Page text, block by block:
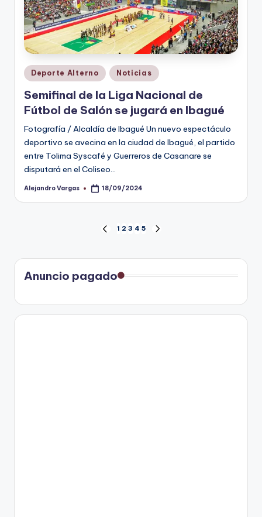
Publicado
en
Deporte Alterno Noticias
Semifinal de la Liga Nacional de
Fútbol de Salón se jugará en Ibagué
Fotografía / Alcaldía de Ibagué Un nuevo espectáculo
deportivo se avecina en la ciudad de Ibagué, el partido
entre Tolima Syscafé y Guerreros de Casanare se
disputará en el Coliseo…
Publicado
Alejandro Vargas 18/09/2024
Paginación
de
entradas
PÁGINA
1 2 3 4 5
Anuncio pagado